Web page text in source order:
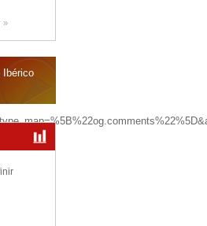
»
Ibérico